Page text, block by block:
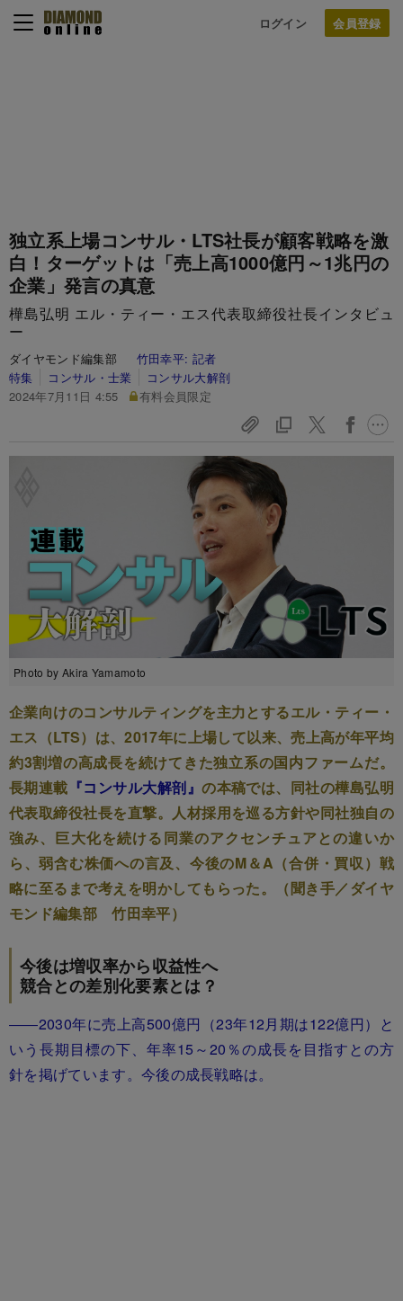
ログイン
独立系上場コンサル・LTS社長が顧客戦略を激
白！ターゲットは「売上高1000億円～1兆円の
企業」発言の真意
樺島弘明 エル・ティー・エス代表取締役社長インタビュ
ー
ダイヤモンド編集部 竹田幸平: 記者
特集
コンサル・士業
コンサル大解剖
2024年7月11日 4:55
有料会員限定
Photo by Akira Yamamoto
企業向けのコンサルティングを主力とするエル・ティー・
エス（LTS）は、2017年に上場して以来、売上高が年平均
約3割増の高成長を続けてきた独立系の国内ファームだ。
長期連載 『コンサル大解剖』の本稿では、同社の樺島弘明
代表取締役社長を直撃。人材採用を巡る方針や同社独自の
強み、巨大化を続ける同業のアクセンチュアとの違いか
ら、弱含む株価への言及、今後のM＆A（合併・買収）戦
略に至るまで考えを明かしてもらった。（聞き手／ダイヤ
モンド編集部 竹田幸平）
今後は増収率から収益性へ
競合との差別化要素とは？
――2030年に売上高500億円（23年12月期は122億円）と
いう長期目標の下、年率15～20％の成長を目指すとの方
針を掲げています。今後の成長戦略は。